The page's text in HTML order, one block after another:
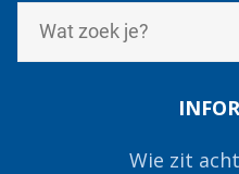
Wie zit